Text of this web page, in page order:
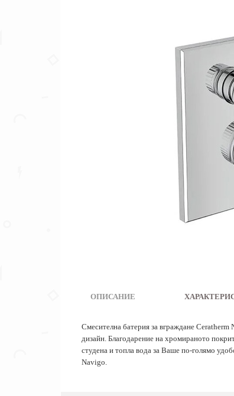
ОПИСАНИЕ
Смесителна батерия за вграждане
дизайн. Благодарение на хромираното
студена и топла вода за Ваше по-голямо
Navigo.